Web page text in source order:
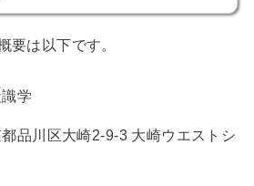
要は以下です。
学
品川区大崎2-9-3 大崎ウエストシ